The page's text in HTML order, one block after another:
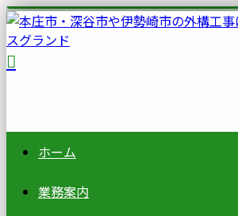
ホーム
業務案内